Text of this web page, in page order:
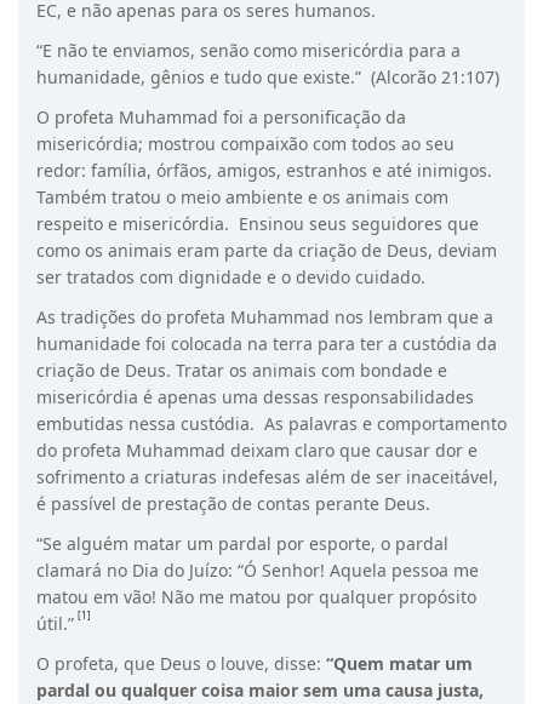
EC, e não apenas para os seres humanos.
“E não te enviamos, senão como misericórdia para a
humanidade, gênios e tudo que existe.” (Alcorão 21:107)
O profeta Muhammad foi a personificação da
misericórdia; mostrou compaixão com todos ao seu
redor: família, órfãos, amigos, estranhos e até inimigos.
Também tratou o meio ambiente e os animais com
respeito e misericórdia. Ensinou seus seguidores que
como os animais eram parte da criação de Deus, deviam
ser tratados com dignidade e o devido cuidado.
As tradições do profeta Muhammad nos lembram que a
humanidade foi colocada na terra para ter a custódia da
criação de Deus. Tratar os animais com bondade e
misericórdia é apenas uma dessas responsabilidades
embutidas nessa custódia. As palavras e comportamento
do profeta Muhammad deixam claro que causar dor e
sofrimento a criaturas indefesas além de ser inaceitável,
é passível de prestação de contas perante Deus.
“Se alguém matar um pardal por esporte, o pardal
clamará no Dia do Juízo: “Ó Senhor! Aquela pessoa me
matou em vão! Não me matou por qualquer propósito
útil.” [1]
O profeta, que Deus o louve, disse: “Quem matar um
pardal ou qualquer coisa maior sem uma causa justa,